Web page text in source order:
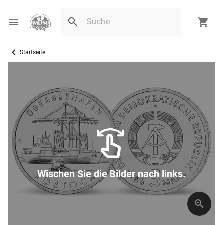
Startseite
Wischen Sie die Bilder nach links.